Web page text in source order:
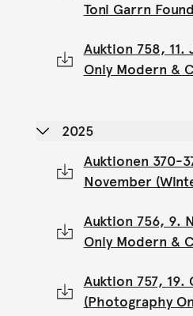
Toni Garrn
Auktion 758, 11.
Only Modern &
2025
Auktionen 370-
November
Auktion 756, 9.
Only Modern &
Auktion 757, 19.
(Photography